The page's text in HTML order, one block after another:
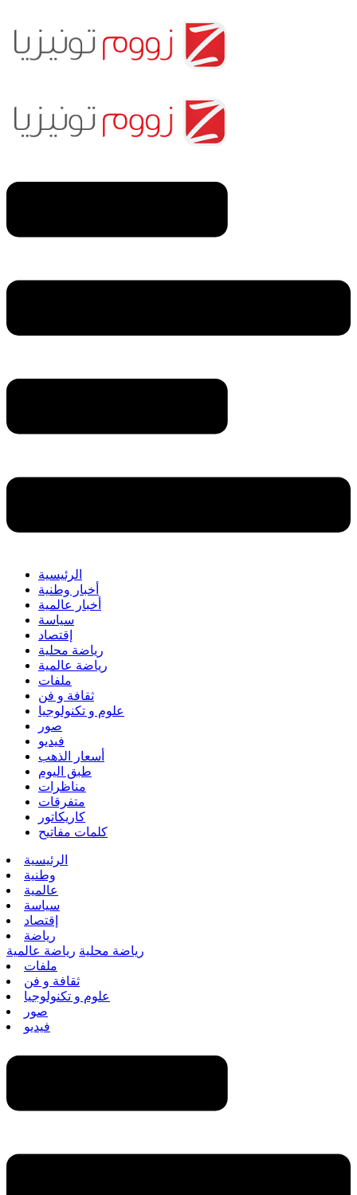
الرئيسية
أخبار وطنية
أخبار عالمية
سياسة
إقتصاد
رياضة محلية
رياضة عالمية
ملفات
ثقافة و فن
علوم و تكنولوجيا
صور
فيديو
أسعار الذهب
طبق اليوم
مناظرات
متفرقات
كاريكاتور
كلمات مفاتيح
الرئيسية
وطنية
عالمية
سياسة
إقتصاد
رياضة
رياضة محلية رياضة عالمية
ملفات
ثقافة و فن
علوم و تكنولوجيا
صور
فيديو